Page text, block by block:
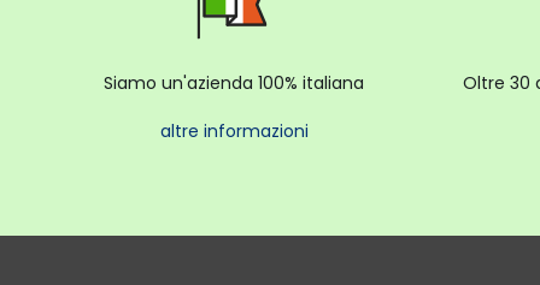
Siamo un'azienda 100% italiana
altre informazioni
Oltre 30